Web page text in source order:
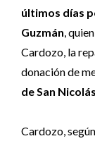
últimos días
Guzmán,
Cardozo, la
donación de
de San Nicolás
Cardozo,